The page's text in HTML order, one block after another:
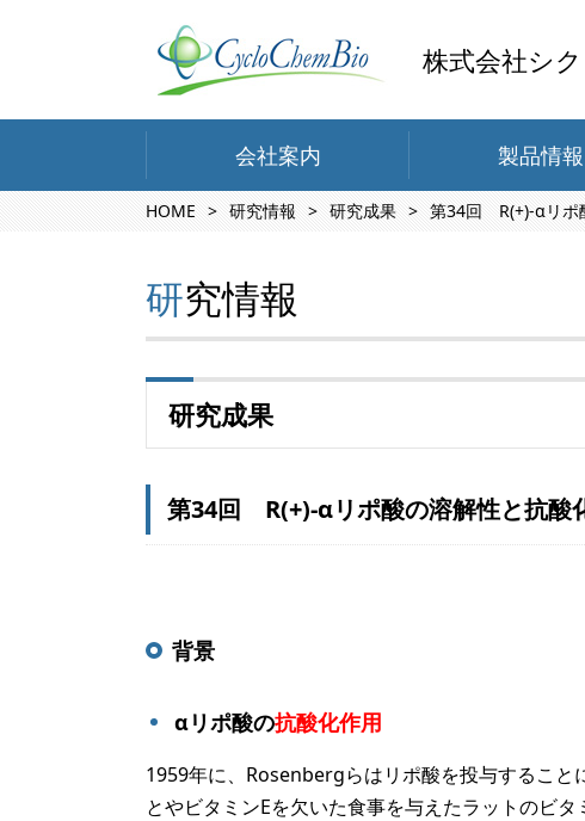
株式会社シ
会社案内 製品情報
HOME 研究情報 研究成果 第34回 R(+)-αリポ
研究情報
研究成果
第34回 R(+)-αリポ酸の溶解性と抗酸
背景
αリポ酸の抗酸化作用
1959年に、Rosenbergらはリポ酸を投与すること
とやビタミンEを欠いた食事を与えたラットのビ